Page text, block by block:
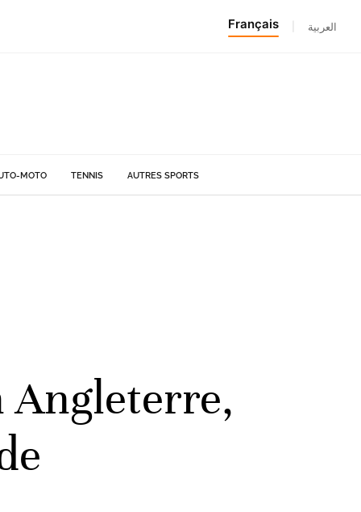
Français العربية
MOTO TENNIS AUTRES SPORTS
Angleterre,